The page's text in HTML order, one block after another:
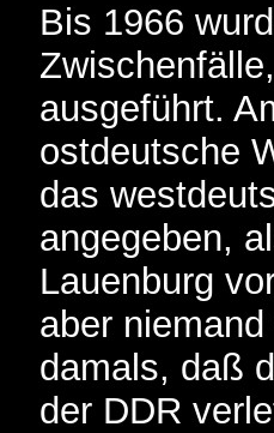
Bis 1966
ausgeführt.
ostdeutsche
das
angegeben,
Lauenburg
aber
damals, daß
der DDR